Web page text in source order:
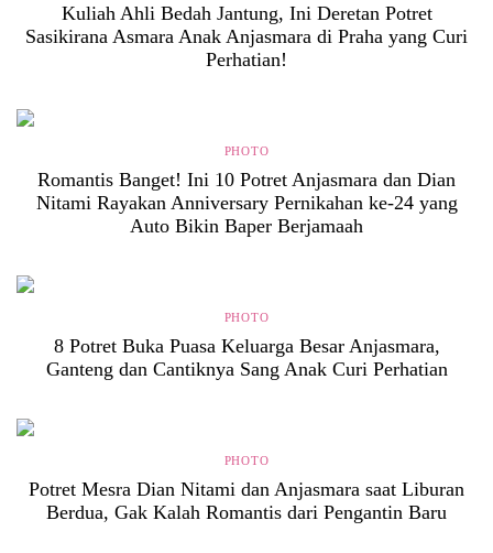
Kuliah Ahli Bedah Jantung, Ini Deretan Potret
Sasikirana Asmara Anak Anjasmara di Praha yang Curi
Perhatian!
PHOTO
Romantis Banget! Ini 10 Potret Anjasmara dan Dian
Nitami Rayakan Anniversary Pernikahan ke-24 yang
Auto Bikin Baper Berjamaah
PHOTO
8 Potret Buka Puasa Keluarga Besar Anjasmara,
Ganteng dan Cantiknya Sang Anak Curi Perhatian
PHOTO
Potret Mesra Dian Nitami dan Anjasmara saat Liburan
Berdua, Gak Kalah Romantis dari Pengantin Baru